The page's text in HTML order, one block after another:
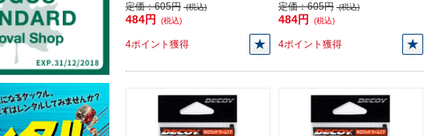
定価：605円 (税込)
484円 (税込)
4ポイント獲得
定価：605円 (税込)
484円 (税込)
4ポイント獲得